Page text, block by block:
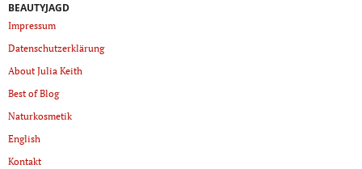
BEAUTYJAGD
Impressum
Datenschutzerklärung
About Julia Keith
Best of Blog
Naturkosmetik
English
Kontakt